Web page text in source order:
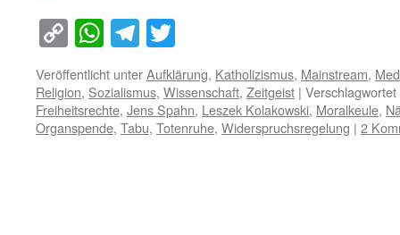
Copy
Link
WhatsApp
Telegram
Veröffentlicht unterAufklärung, Katholizismus, Mainstream,
Religion, Sozialismus, Wissenschaft, Zeitgeist | Verschlagwortet
Freiheitsrechte, Jens Spahn, Leszek Kolakowski, Moralkeule,
Organspende, Tabu, Totenruhe, Widerspruchsregelung | 2